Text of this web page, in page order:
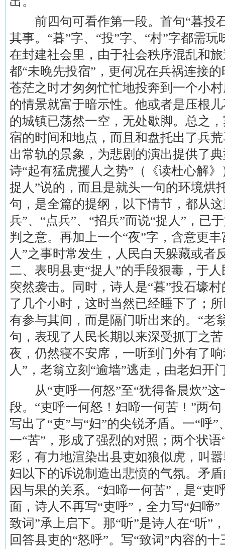
前四句可看作第一段。首句“暮投
其事。“暮”字、“投”字、“村”字都需
在封建社会里，由于社会秩序混乱和
都“未晚先投宿”，更何况在兵祸连接
苍茫之时才匆匆忙忙地投奔到一个小
的情景就富于暗示性。他或者是压根
的城镇已荡然一空，无处歇脚。总之
宿的时间和地点，而且和盘托出了兵
出常轨的景象，为悲剧的演出提供了
诗“起有猛虎攫人之势”（《读杜心解
捉人”说的，而且是就头一句的环境烘
句，是全篇的提纲，以下情节，都从
兵”、“点兵”、“招兵”而说“捉人”，已
判之意。再加上一个“夜”字，含意更
人”之事时常发生，人民白天躲藏或者
二、表明县吏“捉人”的手段狠毒，于
突然袭击。同时，诗人是“暮”投石壕村
了几个小时，这时当然已经睡下了；
有参与其间，而是隔门听出来的。“老
句，表现了人民长期以来深受抓丁之
夜，仍然寝不安席，一听到门外有了
人”，老翁立刻“逾墙”逃走，由老妇开
从“吏呼一何怒”至“犹得备晨炊”这
段。“吏呼一何怒！妇啼一何苦！”两
写出了“吏”与“妇”的尖锐矛盾。一“呼”
一“苦”，形成了强烈的对照；两个状
彩，有力地渲染出县吏如狼似虎，叫
妇以下的诉说制造出悲愤的气氛。矛
因与果的关系。“妇啼一何苦”，是“吏
面，诗人不再写“吏呼”，全力写“妇啼
致词”承上启下。那“听”是诗人在“听”
回答县吏的“怒呼”。写“致词”内容的